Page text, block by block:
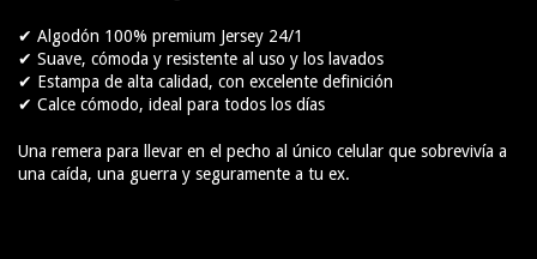
✔ Algodón 100% premium Jersey 24/1
✔ Suave, cómoda y resistente al uso y los lavados
✔ Estampa de alta calidad, con excelente definición
✔ Calce cómodo, ideal para todos los días
Una remera para llevar en el pecho al único celular que sobrevivía a
una caída, una guerra y seguramente a tu ex.